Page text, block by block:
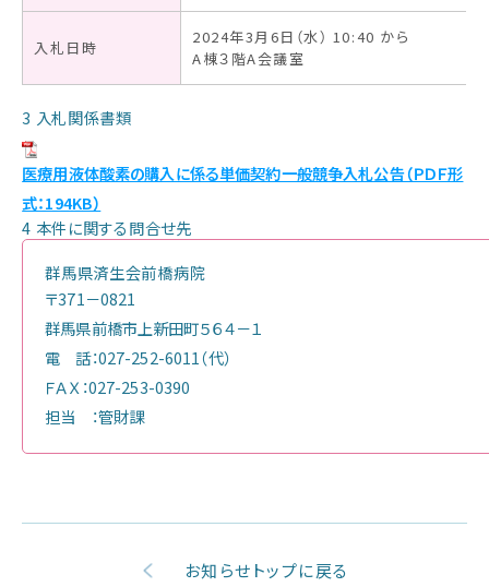
入札日時
2024年3月6日（水） 10:40 から
A棟３階A会議室
3 入札関係書類
医療用液体酸素の購入に係る単価契約一般競争入札公告（ＰＤＦ形
式：194KB）
4 本件に関する問合せ先
群馬県済生会前橋病院
〒371－0821
群馬県前橋市上新田町５６４－１
電 話：027-252-6011（代）
ＦＡＸ：027-253-0390
担当 ：管財課
お知らせトップに戻る